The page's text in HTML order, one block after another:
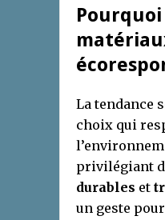
La tendance
choix qui
privilégiant
durables et
un geste